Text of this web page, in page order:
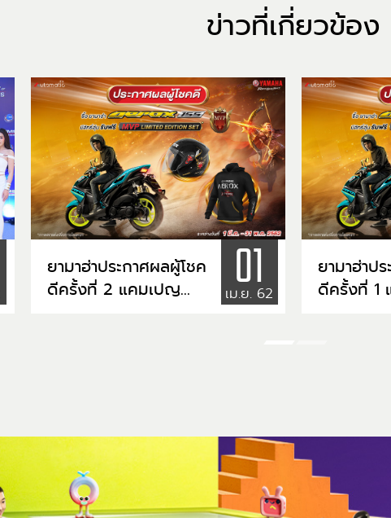
ข่าวที่เกี่ยวข้อง
ยามาฮ่าประกาศผลผู้โชค
ดีครั้งที่ 2 แคมเปญ
01
เม.ย. 62
ยามาฮ่าป
ดีครั้งที่ 1 แคมเปญ